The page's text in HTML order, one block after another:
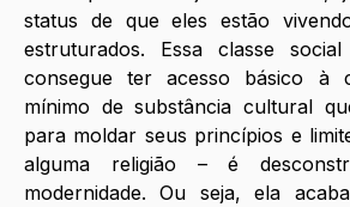
status de que eles estão
estruturados. Essa classe
consegue ter acesso básico à
mínimo de substância cultural
para moldar seus princípios e
alguma religião – é
modernidade. Ou seja, ela